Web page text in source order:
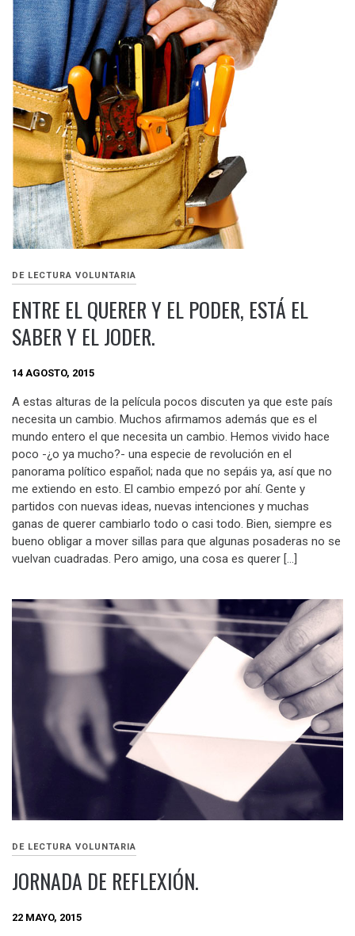
DE LECTURA VOLUNTARIA
ENTRE EL QUERER Y EL PODER, ESTÁ EL
SABER Y EL JODER.
14 AGOSTO, 2015
A estas alturas de la película pocos discuten ya que este país
necesita un cambio. Muchos afirmamos además que es el
mundo entero el que necesita un cambio. Hemos vivido hace
poco -¿o ya mucho?- una especie de revolución en el
panorama político español; nada que no sepáis ya, así que no
me extiendo en esto. El cambio empezó por ahí. Gente y
partidos con nuevas ideas, nuevas intenciones y muchas
ganas de querer cambiarlo todo o casi todo. Bien, siempre es
bueno obligar a mover sillas para que algunas posaderas no se
vuelvan cuadradas. Pero amigo, una cosa es querer […]
DE LECTURA VOLUNTARIA
JORNADA DE REFLEXIÓN.
22 MAYO, 2015